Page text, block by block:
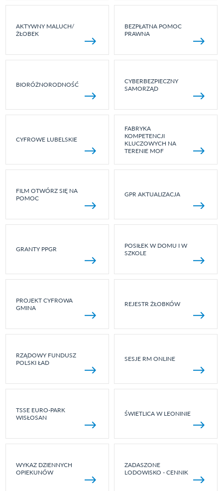
AKTYWNY MALUCH/
ŻŁOBEK
BEZPŁATNA POMOC
PRAWNA
BIORÓŻNORODNOŚĆ
CYBERBEZPIECZNY
SAMORZĄD
CYFROWE LUBELSKIE
FABRYKA
KOMPETENCJI
KLUCZOWYCH NA
TERENIE MOF
FILM OTWÓRZ SIĘ NA
POMOC
GPR AKTUALIZACJA
GRANTY PPGR
POSIŁEK W DOMU I W
SZKOLE
PROJEKT CYFROWA
GMINA
REJESTR ŻŁOBKÓW
RZĄDOWY FUNDUSZ
POLSKI ŁAD
SESJE RM ONLINE
TSSE EURO-PARK
WISŁOSAN
ŚWIETLICA W LEONINIE
WYKAZ DZIENNYCH
OPIEKUNÓW
ZADASZONE
LODOWISKO - CENNIK